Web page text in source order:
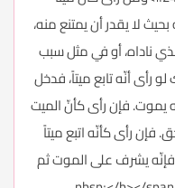
لا يقدر أن يمتنع منه،
ناداه، أو في مثل سبب
أنّه تابع ميتاً، فدخل
يموت. فإن رأى كأنّ الميت
رأى كأنّه اتبع ميتاً
فإنّه يشرف على الموت ثم